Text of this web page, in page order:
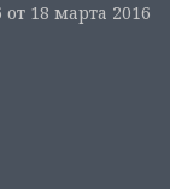
18 марта 2016